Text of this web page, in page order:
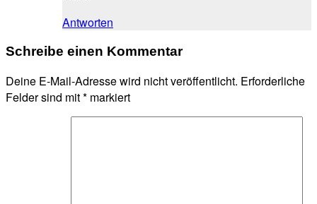
Antworten
Schreibe einen Kommentar
Deine E-Mail-Adresse wird nicht veröffentlicht. Erforderliche
Felder sind mit* markiert